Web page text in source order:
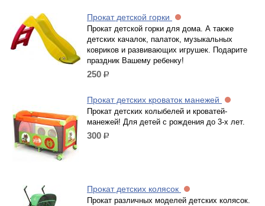
Прокат детской горки
Прокат детской горки для дома. А также
детских качалок, палаток, музыкальных
ковриков и развивающих игрушек. Подарите
праздник Вашему ребенку!
250 р.
Прокат детских кроваток манежей
Прокат детских колыбелей и кроватей-
манежей! Для детей с рождения до 3-х лет.
300 р.
Прокат детских колясок
Прокат различных моделей детских колясок.